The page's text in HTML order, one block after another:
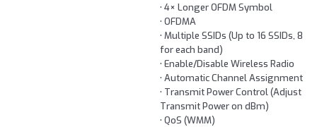
• 4× Longer OFDM Symbol
• OFDMA
• Multiple SSIDs (Up to 16 SSIDs, 8
for each band)
• Enable/Disable Wireless Radio
• Automatic Channel Assignment
• Transmit Power Control (Adjust
Transmit Power on dBm)
• QoS (WMM)